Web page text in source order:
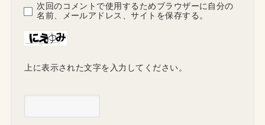
次回のコメントで使用するためブラウザーに自分の
名前、メールアドレス、サイトを保存する。
上に表示された文字を入力してください。